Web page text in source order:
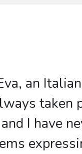
an
taken
I have